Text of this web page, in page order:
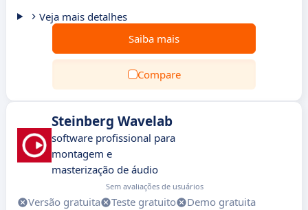
Veja mais detalhes
Saiba mais
Compare
Steinberg Wavelab
software profissional para
montagem e
masterização de áudio
Sem avaliações de usuários
Versão gratuita Teste gratuito
Demo gratuita